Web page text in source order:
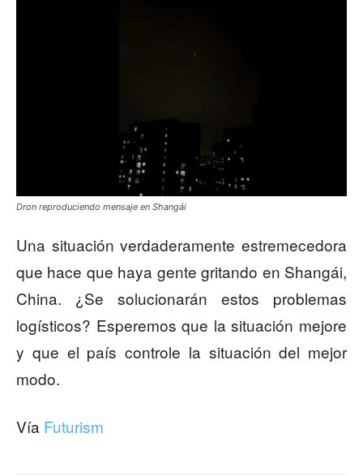
Dron reproduciendo mensaje en Shangái
Una situación verdaderamente estremecedora
que hace que haya gente gritando en Shangái,
China. ¿Se solucionarán estos problemas
logísticos? Esperemos que la situación mejore
y que el país controle la situación del mejor
modo.
Vía Futurism